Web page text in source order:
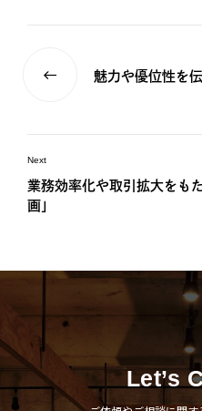
魅力や優位性を
Next
業務効率化や取引拡大をも
画」
Let’s